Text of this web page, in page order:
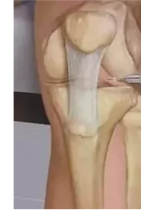
ili neočekivanu priliku da
Ovo je period kada Ribe
Poruka
“Tvoja dobrota nije bila
poseban. Sada dolazi